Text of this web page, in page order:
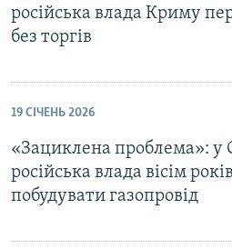
російська влада Криму
без торгів
19 СІЧЕНЬ 2026
«Зациклена проблема»: у
російська влада вісім
побудувати газопровід